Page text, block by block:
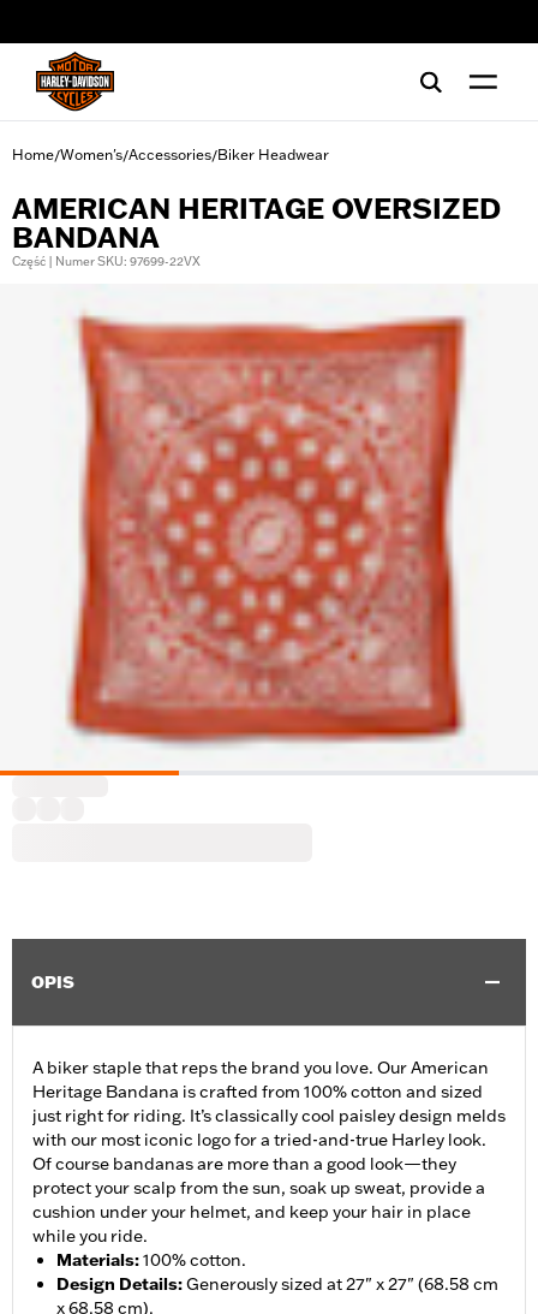
Home/Women's/Accessories/Biker Headwear
AMERICAN HERITAGE OVERSIZED
BANDANA
Część | Numer SKU: 97699-22VX
OPIS
A biker staple that reps the brand you love. Our American
Heritage Bandana is crafted from 100% cotton and sized
just right for riding. It’s classically cool paisley design melds
with our most iconic logo for a tried-and-true Harley look.
Of course bandanas are more than a good look—they
protect your scalp from the sun, soak up sweat, provide a
cushion under your helmet, and keep your hair in place
while you ride.
Materials:100% cotton.
Design Details:Generously sized at 27" x 27" (68.58 cm
x 68.58 cm).